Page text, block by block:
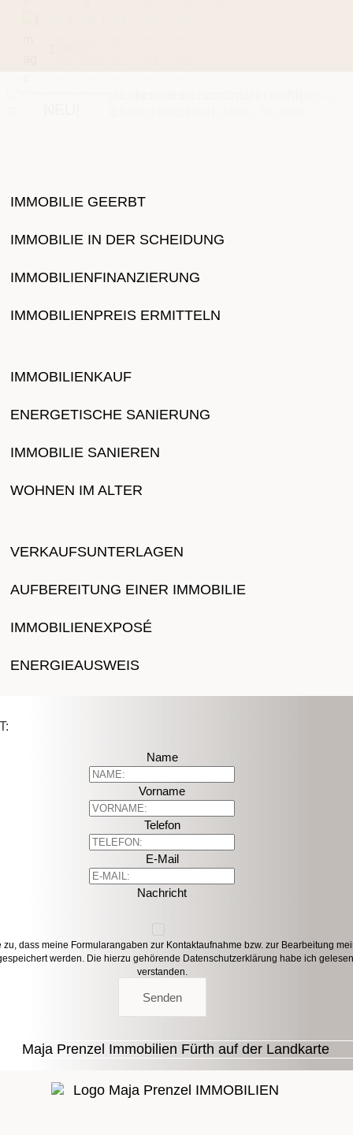
IMMOBILIE GEERBT
IMMOBILIE IN DER SCHEIDUNG
IMMOBILIENFINANZIERUNG
IMMOBILIENPREIS ERMITTELN
IMMOBILIENKAUF
ENERGETISCHE SANIERUNG
IMMOBILIE SANIEREN
WOHNEN IM ALTER
VERKAUFSUNTERLAGEN
AUFBEREITUNG EINER IMMOBILIE
IMMOBILIENEXPOSÉ
ENERGIEAUSWEIS
Name
Vorname
Telefon
E-Mail
Nachricht
zu, dass meine Formularangaben zur Kontaktaufnahme bzw. zur Bearbeitung
werden. Die hierzu gehörende Datenschutzerklärung habe ich
verstanden.
Senden